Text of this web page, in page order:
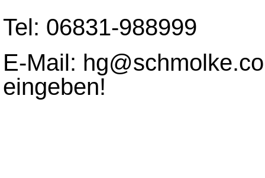
Tel: 06831-988999
E-Mail:
eingeben!